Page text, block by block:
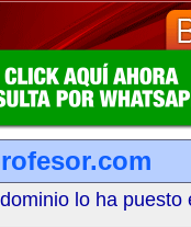
lo ha puesto